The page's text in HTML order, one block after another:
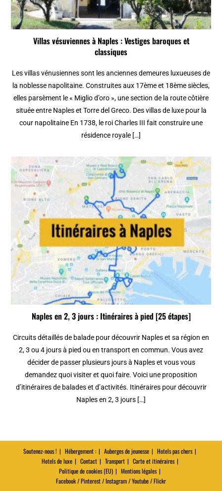
Villas vésuviennes à Naples : Vestiges baroques et
classiques
Les villas vénusiennes sont les anciennes demeures luxueuses de
la noblesse napolitaine. Construites aux 17ème et 18ème siècles,
elles parsèment le « Miglio d’oro », une section de la route côtière
située entre Naples et Torre del Greco. Des villas de luxe pour la
cour napolitaine En 1738, le roi Charles III fait construire une
résidence royale […]
Naples en 2, 3 jours : Itinéraires à pied [25 étapes]
Circuits détaillés de balade pour découvrir Naples et sa région en
2, 3 ou 4 jours à pied ou en transport en commun. Vous avez
décider de passer plusieurs jours à Naples et vous vous
demandez quoi visiter et quoi faire. Voici une proposition
d’itinéraires de balades et d’activités. Itinéraires pour découvrir
Naples en 2, 3 jours […]
Soutenez-nous ! Hébergement : Auberges de jeunesse
Hotels pas chers
Hotels de luxe
Contact Transport
Carte et itinéraires
Politique de cookies (EU)
Mentions légales
Facebook / Pinterest / Instagram / Youtube / Flickr